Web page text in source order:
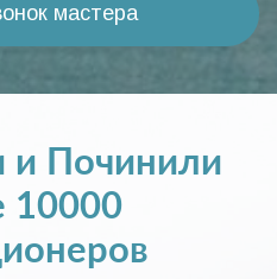
мастера
Починили
10000